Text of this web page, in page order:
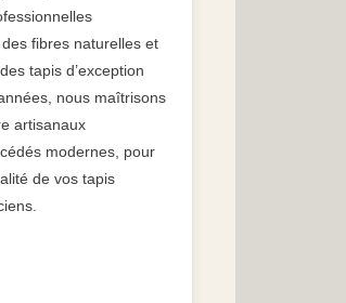
fibres naturelles et
tapis d’exception
nous maîtrisons
artisanaux
modernes, pour
de vos tapis